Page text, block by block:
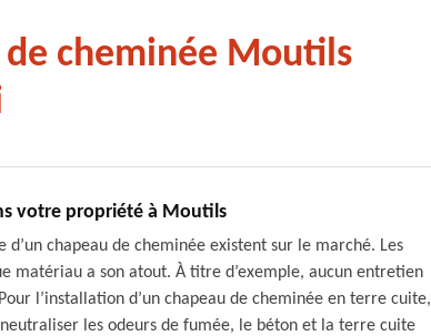
cheminée Moutils
votre propriété à Moutils
chapeau de cheminée existent sur le marché. Les
matériau a son atout. À titre d’exemple, aucun entretien
l’installation d’un chapeau de cheminée en terre cuite,
les odeurs de fumée, le béton et la terre cuite